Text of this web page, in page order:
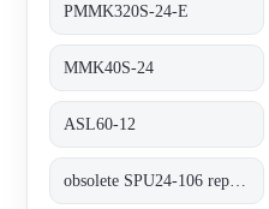
PMMK320S-24-E
MMK40S-24
ASL60-12